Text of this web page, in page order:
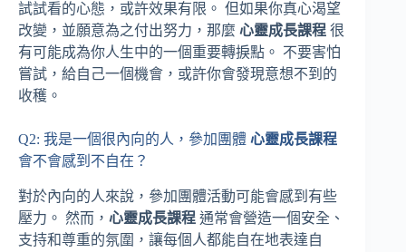
試試看的心態，或許效果有限。 但如果你真心渴望
改變，並願意為之付出努力，那麼 心靈成長課程 很
有可能成為你人生中的一個重要轉捩點。 不要害怕
嘗試，給自己一個機會，或許你會發現意想不到的
收穫。
Q2: 我是一個很內向的人，參加團體 心靈成長課程
會不會感到不自在？
對於內向的人來說，參加團體活動可能會感到有些
壓力。 然而， 心靈成長課程 通常會營造一個安全、
支持和尊重的氛圍，讓每個人都能自在地表達自